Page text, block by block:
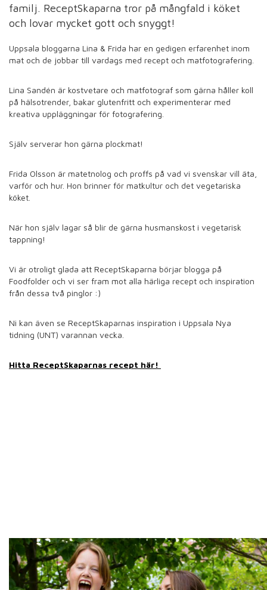
familj. ReceptSkaparna tror på mångfald i köket
och lovar mycket gott och snyggt!
Uppsala bloggarna Lina & Frida har en gedigen erfarenhet inom
mat och de jobbar till vardags med recept och matfotografering.
Lina Sandén är kostvetare och matfotograf som gärna håller koll
på hälsotrender, bakar glutenfritt och experimenterar med
kreativa uppläggningar för fotografering.
Själv serverar hon gärna plockmat!
Frida Olsson är matetnolog och proffs på vad vi svenskar vill äta,
varför och hur. Hon brinner för matkultur och det vegetariska
köket.
När hon själv lagar så blir de gärna husmanskost i vegetarisk
tappning!
Vi är otroligt glada att ReceptSkaparna börjar blogga på
Foodfolder och vi ser fram mot alla härliga recept och inspiration
från dessa två pinglor :)
Ni kan även se ReceptSkaparnas inspiration i Uppsala Nya
tidning (UNT) varannan vecka.
Hitta ReceptSkaparnas recept här!